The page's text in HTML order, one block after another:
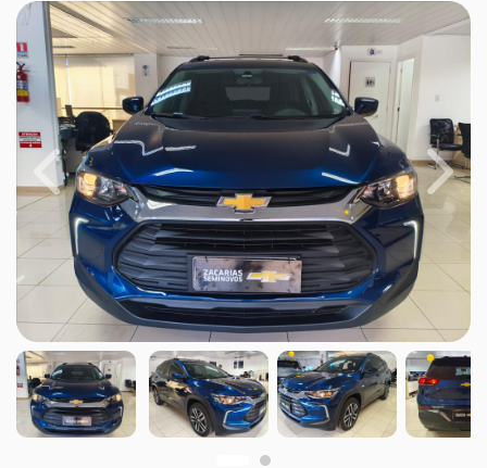
Previous Next